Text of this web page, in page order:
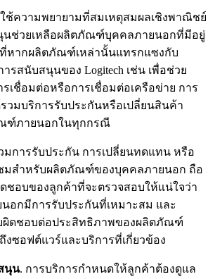
ใช้ความพยายามที่สมเหตุสมผลเชิงพาณิชย์
นช่วยเหลือผลิตภัณฑ์บุคคลภายนอกที่มีอยู่
หากผลิตภัณฑ์เหล่านั้นแทรกแซงกับ
สนับสนุนของ Logitech เช่น เพื่อช่วย
เชื่อมต่อหรือการเชื่อมต่อเครือข่าย การ
วมบริการรับประกันหรือเปลี่ยนสินค้า
ฑ์ภายนอกในทุกกรณี
มการรับประกัน การเปลี่ยนทดแทน หรือ
มสำหรับผลิตภัณฑ์ของบุคคลภายนอก ถือ
ชอบของลูกค้าที่จะตรวจสอบให้แน่ใจว่า
อกมีการรับประกันที่เหมาะสม และ
บผิดชอบต่อประสิทธิภาพของผลิตภัณฑ์
งซอฟต์แวร์และบริการที่เกี่ยวข้อง
นุน. การบริการกำหนดให้ลูกค้าต้องดูแล